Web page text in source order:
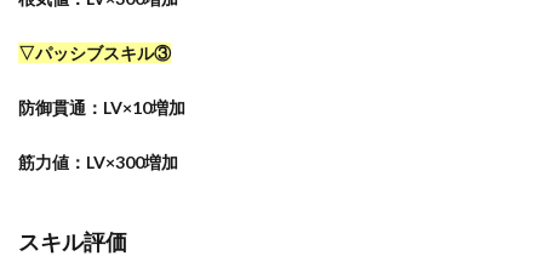
▽パッシブスキル③
防御貫通：LV×10増加
筋力値：LV×300増加
スキル評価